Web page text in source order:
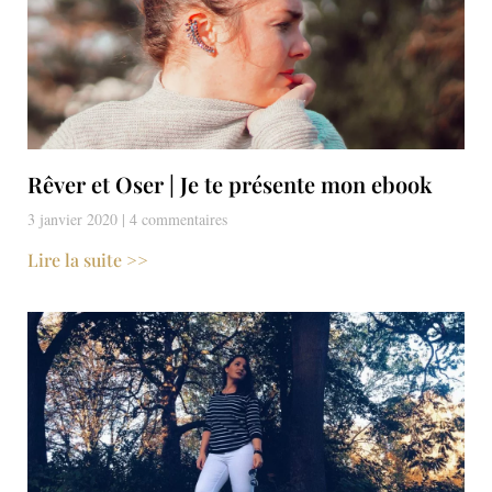
Rêver et Oser | Je te présente mon ebook
3 janvier 2020 4 commentaires
Lire la suite >>